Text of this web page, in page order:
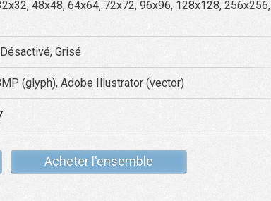
48x48, 64x64, 72x72, 96x96, 128x128, 256x256,
Grisé
(glyph), Adobe Illustrator (vector)
Acheter l'ensemble